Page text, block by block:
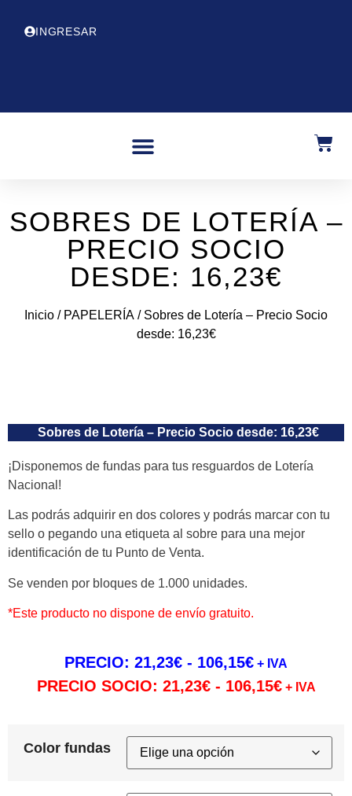
INGRESAR
SOBRES DE LOTERÍA –
PRECIO SOCIO
DESDE: 16,23€
Inicio / PAPELERÍA / Sobres de Lotería – Precio Socio
desde: 16,23€
Sobres de Lotería – Precio Socio desde: 16,23€
¡Disponemos de fundas para tus resguardos de Lotería
Nacional!
Las podrás adquirir en dos colores y podrás marcar con tu
sello o pegando una etiqueta al sobre para una mejor
identificación de tu Punto de Venta.
Se venden por bloques de 1.000 unidades.
*Este producto no dispone de envío gratuito.
PRECIO: 21,23€ - 106,15€ + IVA
PRECIO SOCIO: 21,23€ - 106,15€+ IVA
Color fundas